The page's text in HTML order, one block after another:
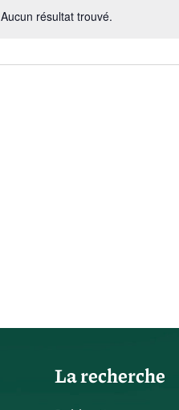
Aucun résultat trouvé.
La recherche